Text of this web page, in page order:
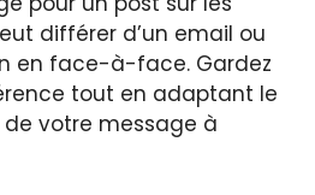
différer d’un email ou
en face-à-face. Gardez
tout en adaptant le
votre message à